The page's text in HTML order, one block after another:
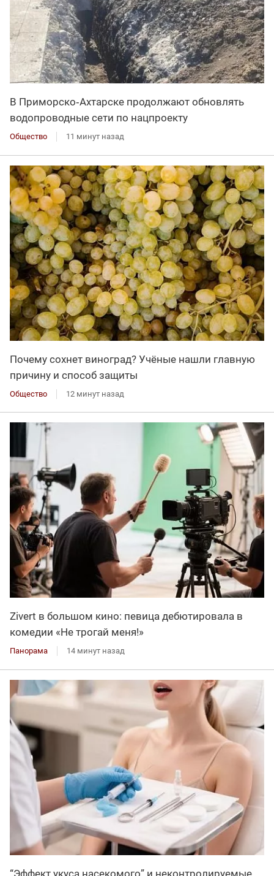
В Приморско‑Ахтарске продолжают обновлять
водопроводные сети по нацпроекту
Общество 11 минут назад
Почему сохнет виноград? Учёные нашли главную
причину и способ защиты
Общество 12 минут назад
Zivert в большом кино: певица дебютировала в
комедии «Не трогай меня!»
Панорама 14 минут назад
“Эффект укуса насекомого” и неконтролируемые